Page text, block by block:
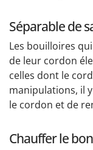
Séparable de
Les bouilloires
de leur cordon
celles dont le
manipulations, il
le cordon et de
Chauffer le